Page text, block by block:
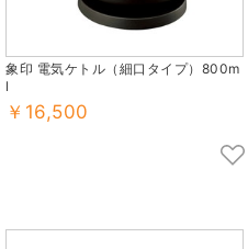
象印 電気ケトル（細口タイプ）800m
l
￥16,500